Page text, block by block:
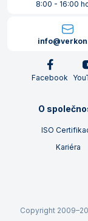
8:00 - 16:00
Facebook
O
ISO
Kariéra
Copyright